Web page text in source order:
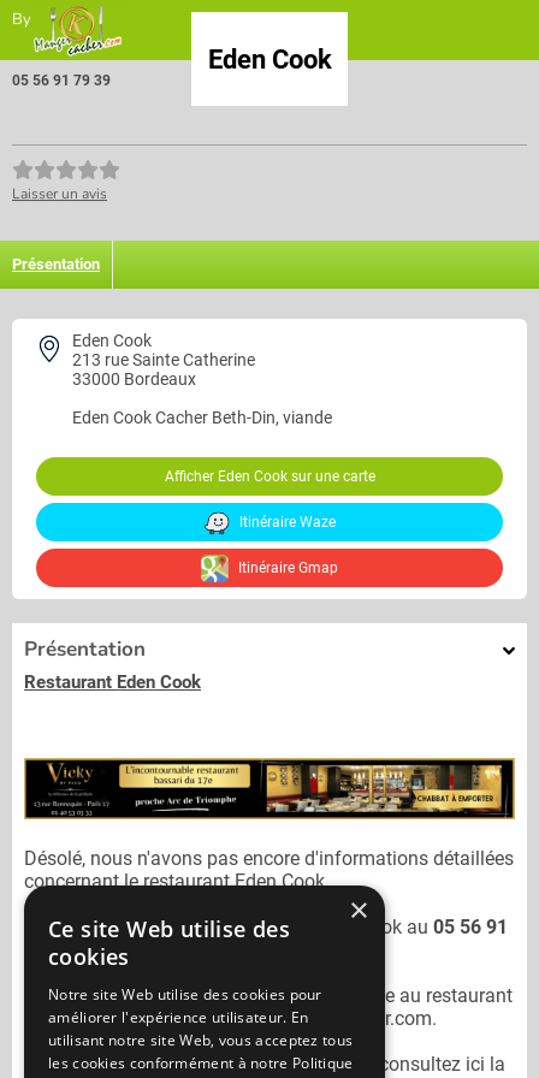
By
Eden Cook
05 56 91 79 39
Laisser un avis
Présentation
Eden Cook
213 rue Sainte Catherine
33000 Bordeaux
Eden CookCacher Beth-Din, viande
Afficher Eden Cook sur une carte
Itinéraire Waze
Itinéraire Gmap
Présentation
Restaurant Eden Cook
Désolé, nous n'avons pas encore d'informations détaillées
concernant le restaurant Eden Cook.
Vous pouvez joindre le restaurant
Eden Cook au 05 56 91
79 39
N'oubliez pas de préciser lors de votre sortie au restaurant
Eden Cookqu'il n'est pas sur Mangercacher.com.
Pour consulter un autre restaurant cacher
consultez ici la
×
Ce site Web utilise des
cookies
Notre site Web utilise des cookies pour
améliorer l'expérience utilisateur. En
utilisant notre site Web, vous acceptez tous
les cookies conformément à notre Politique